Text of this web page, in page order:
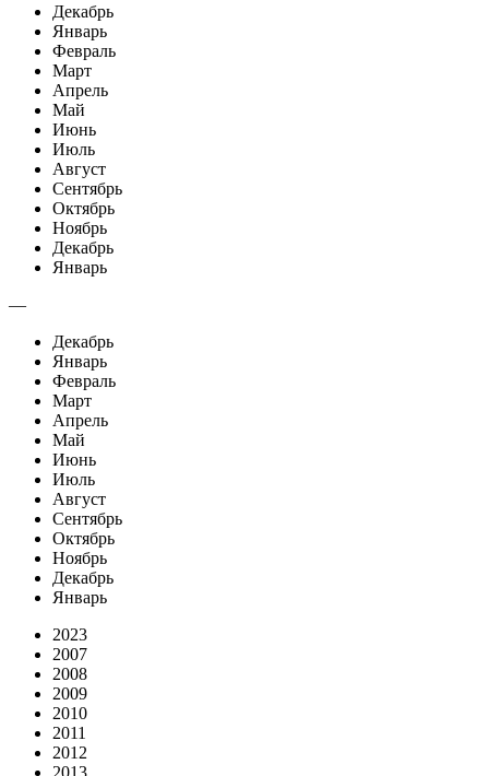
Декабрь
Январь
Февраль
Март
Апрель
Май
Июнь
Июль
Август
Сентябрь
Октябрь
Ноябрь
Декабрь
Январь
—
Декабрь
Январь
Февраль
Март
Апрель
Май
Июнь
Июль
Август
Сентябрь
Октябрь
Ноябрь
Декабрь
Январь
2023
2007
2008
2009
2010
2011
2012
2013